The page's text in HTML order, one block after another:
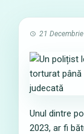
21
Unul dintre
2023, ar fi